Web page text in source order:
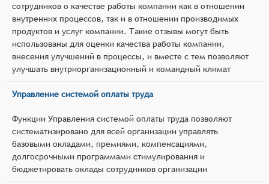
сотрудников о качестве работы компании как в отношении
внутренних процессов, так и в отношении производимых
продуктов и услуг компании. Такие отзывы могут быть
использованы для оценки качества работы компании,
внесения улучшений в процессы, и вместе с тем позволяют
улучшать внутриорганизационный и командный климат
Управление системой оплаты труда
Функции Управления системой оплаты труда позволяют
систематизировано для всей организации управлять
базовыми окладами, премиями, компенсациями,
долгосрочными программами стимулирования и
бюджетировать оклады сотрудников организации